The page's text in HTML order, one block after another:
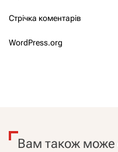
Стрічка коментарів
WordPress.org
Вам також може